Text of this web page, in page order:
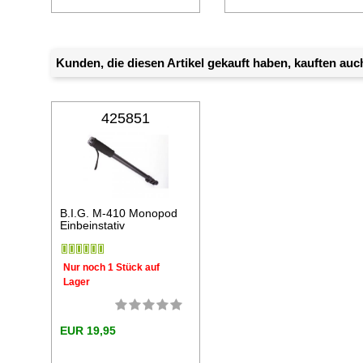
Kunden, die diesen Artikel gekauft haben, kauften
425851
B.I.G. M-410 Monopod
Einbeinstativ
Nur noch 1 Stück auf
Lager
EUR 19,95